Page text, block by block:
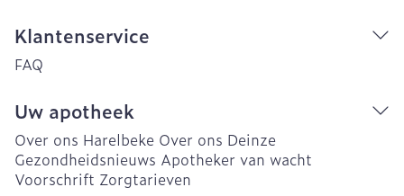
Klantenservice
FAQ
Uw apotheek
Over ons Harelbeke Over ons Deinze
Gezondheidsnieuws Apotheker van wacht
Voorschrift Zorgtarieven